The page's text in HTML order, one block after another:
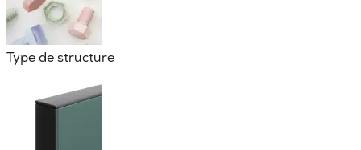
Type de structure